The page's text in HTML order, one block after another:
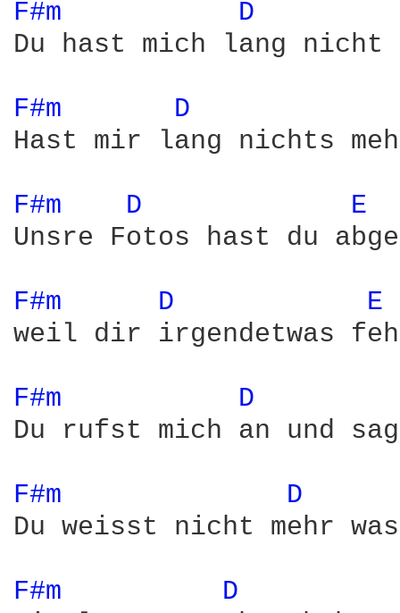
F#m
D
Du hast mich lang nicht
F#m
D
Hast mir lang nichts
F#m D
E
Unsre Fotos hast du
F#m D
E
weil dir irgendetwas
F#m
D
Du rufst mich an und
F#m
D
Du weisst nicht mehr
F#m
D